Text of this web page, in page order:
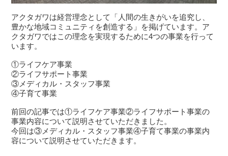
アクタガワは経営理念として「人間の生きがいを追究し、
豊かな地域コミュニティを創造する」を掲げています。ア
クタガワではこの理念を実現するために4つの事業を行って
います。
①ライフケア事業
②ライフサポート事業
③メディカル・スタッフ事業
④子育て事業
前回の記事では①ライフケア事業②ライフサポート事業の
事業内容について説明させていただきました。
今回は③メディカル・スタッフ事業④子育て事業の事業内
容について説明させていただきます。